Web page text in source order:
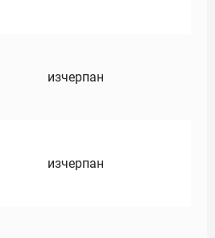
изчерпан
изчерпан